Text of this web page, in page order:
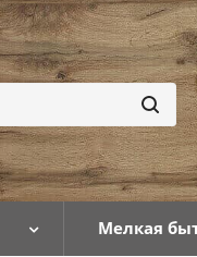
Мелкая